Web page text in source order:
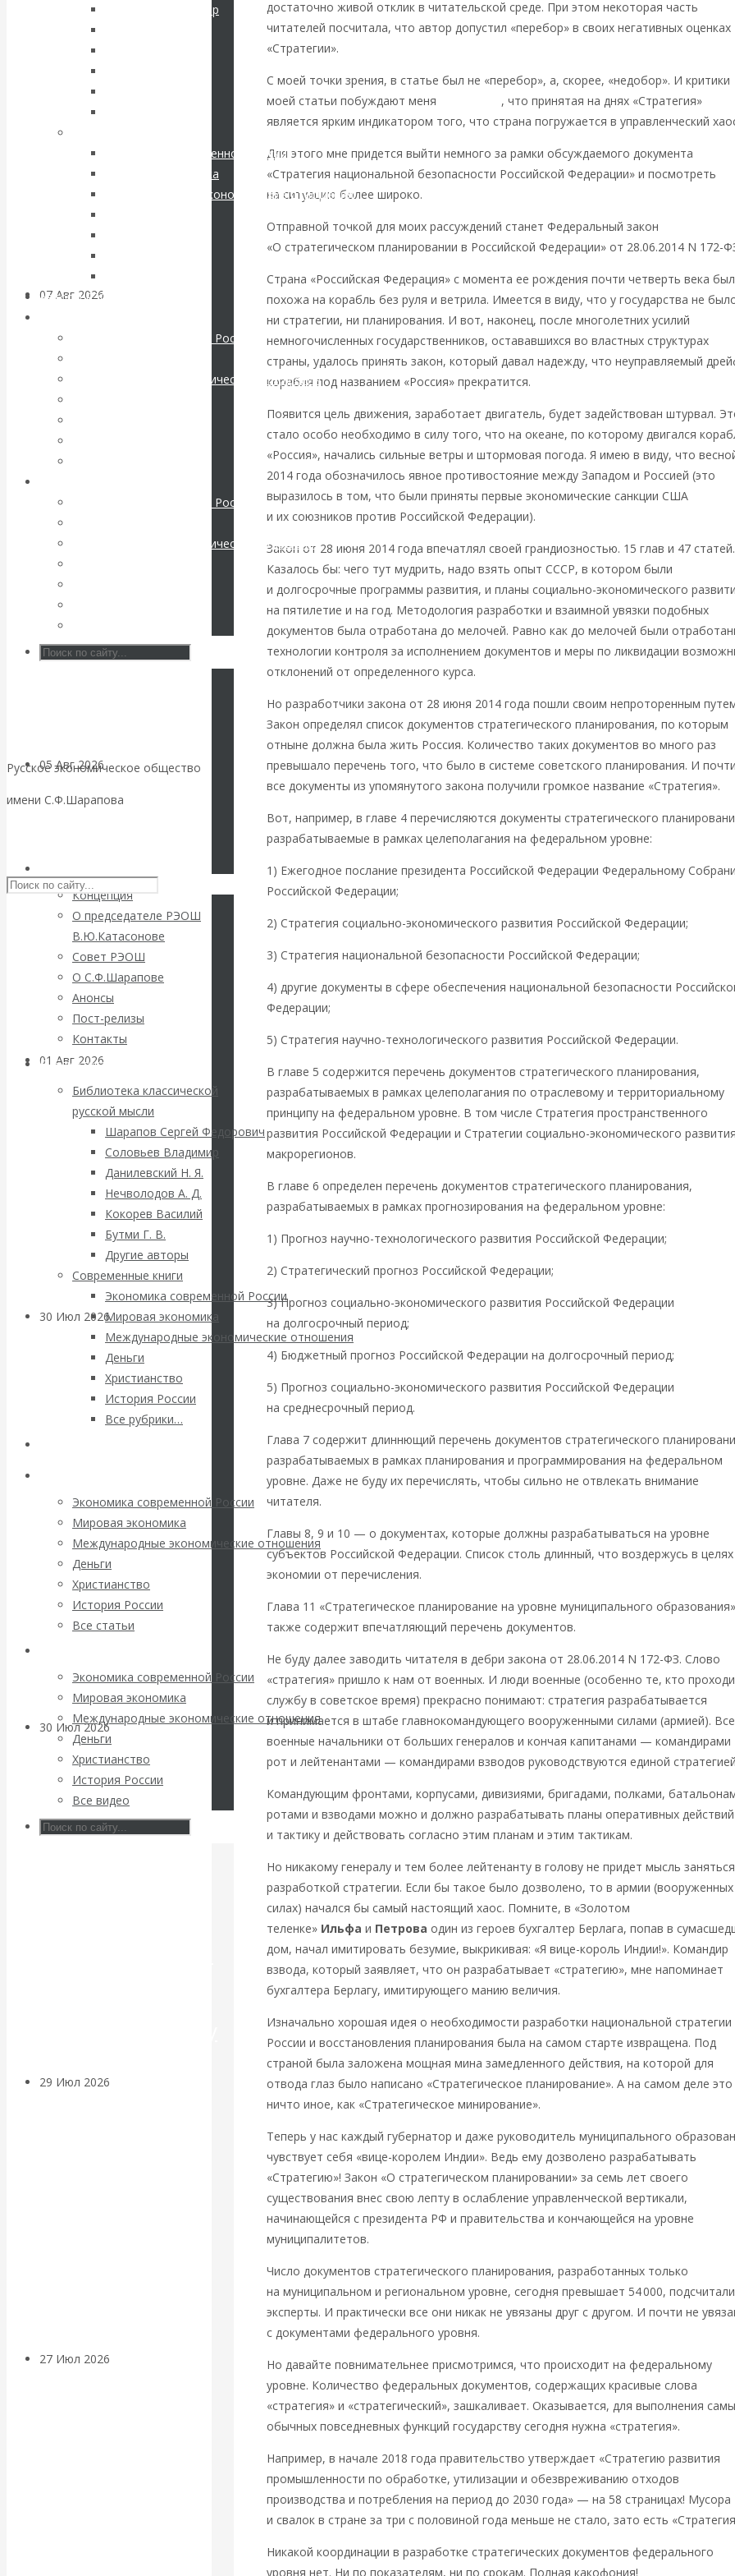
Соловьев Владимир
Экономика современной России
Мировая экономика
Международные экономические отношения
Авторы РЭОШ
Экономика современной России
Международные экономические отношения
Экономика современной России
Международные экономические отношения
Русское экономическое общество
имени С.Ф.Шарапова
Концепция
О председателе РЭОШ
В.Ю.Катасонове
Совет РЭОШ
О С.Ф.Шарапове
Анонсы
Пост-релизы
Контакты
Библиотека
Библиотека классической
русской мысли
Шарапов Сергей Федорович
Соловьев Владимир
Данилевский Н. Я.
Нечволодов А. Д.
Кокорев Василий
Бутми Г. В.
Другие авторы
Современные книги
Экономика современной России
Мировая экономика
Международные экономические отношения
Деньги
Христианство
История России
Все рубрики…
Экономика современной России
Мировая экономика
Международные экономические отношения
Деньги
Христианство
История России
Все статьи
Экономика современной России
Мировая экономика
Международные экономические отношения
Деньги
Христианство
История России
Все видео
кризис в России.
Проедаем
основной
капитал, но
строим
грандиозные
планы
07 Авг 2026
ВАлентин
КАтасонов. К
112-летию
мировой войны:
вместо победы
Россия
получила
05 Авг 2026Деньги
Валентин
раз на тему
блокировки
банковских
счетов
01 Авг 2026
ВАлентин
Катасонов.
Саммит НАТО в
Турции: Drang
nach Osten
30 Июл 2026Банки
Валентин
Катасонов. Кто
финансовых
рынках?
Минфины хотят
быть главнее
Центробанков?
30 Июл 2026Цифровая
экономика
Валентин
Катасонов.
29 Июл 2026
27 Июл 2026
достаточно живой отклик в читательской среде. При этом некоторая часть
читателей посчитала, что автор допустил «перебор» в своих негативных оценках
«Стратегии».
С моей точки зрения, в статье был не «перебор», а, скорее, «недобор». И критики
моей статьи побуждают меня
, что принятая на днях «Стратегия»
является ярким индикатором того, что страна погружается в управленческий
Для этого мне придется выйти немного за рамки обсуждаемого документа
«Стратегия национальной безопасности Российской Федерации» и посмотреть
на ситуацию более широко.
Отправной точкой для моих рассуждений станет Федеральный закон
«О стратегическом планировании в Российской Федерации» от 28.06.2014 N 172-
Страна «Российская Федерация» с момента ее рождения почти четверть века
похожа на корабль без руля и ветрила. Имеется в виду, что у государства не
ни стратегии, ни планирования. И вот, наконец, после многолетних усилий
немногочисленных государственников, остававшихся во властных структурах
страны, удалось принять закон, который давал надежду, что неуправляемый
корабля под названием «Россия» прекратится.
Появится цель движения, заработает двигатель, будет задействован штурвал.
стало особо необходимо в силу того, что на океане, по которому двигался
«Россия», начались сильные ветры и штормовая погода. Я имею в виду, что
2014 года обозначилось явное противостояние между Западом и Россией (это
выразилось в том, что были приняты первые экономические санкции США
и их союзников против Российской Федерации).
Закон от 28 июня 2014 года впечатлял своей грандиозностью. 15 глав и 47 статей.
Казалось бы: чего тут мудрить, надо взять опыт СССР, в котором были
и долгосрочные программы развития, и планы социально-экономического
на пятилетие и на год. Методология разработки и взаимной увязки подобных
документов была отработана до мелочей. Равно как до мелочей были
технологии контроля за исполнением документов и меры по ликвидации
отклонений от определенного курса.
Но разработчики закона от 28 июня 2014 года пошли своим непроторенным
Закон определял список документов стратегического планирования, по которым
отныне должна была жить Россия. Количество таких документов во много раз
превышало перечень того, что было в системе советского планирования. И
все документы из упомянутого закона получили громкое название «Стратегия».
Вот, например, в главе 4 перечисляются документы стратегического
разрабатываемые в рамках целеполагания на федеральном уровне:
1) Ежегодное послание президента Российской Федерации Федеральному
Российской Федерации;
2) Стратегия социально-экономического развития Российской Федерации;
3) Стратегия национальной безопасности Российской Федерации;
4) другие документы в сфере обеспечения национальной безопасности
Федерации;
5) Стратегия научно-технологического развития Российской Федерации.
В главе 5 содержится перечень документов стратегического планирования,
разрабатываемых в рамках целеполагания по отраслевому и территориальному
принципу на федеральном уровне. В том числе Стратегия пространственного
развития Российской Федерации и Стратегии социально-экономического
макрорегионов.
В главе 6 определен перечень документов стратегического планирования,
разрабатываемых в рамках прогнозирования на федеральном уровне:
1) Прогноз научно-технологического развития Российской Федерации;
2) Стратегический прогноз Российской Федерации;
3) Прогноз социально-экономического развития Российской Федерации
на долгосрочный период;
4) Бюджетный прогноз Российской Федерации на долгосрочный период;
5) Прогноз социально-экономического развития Российской Федерации
на среднесрочный период.
Глава 7 содержит длиннющий перечень документов стратегического
разрабатываемых в рамках планирования и программирования на федеральном
уровне. Даже не буду их перечислять, чтобы сильно не отвлекать внимание
читателя.
Главы 8, 9 и 10 — о документах, которые должны разрабатываться на уровне
субъектов Российской Федерации. Список столь длинный, что воздержусь в целях
экономии от перечисления.
Глава 11 «Стратегическое планирование на уровне муниципального
также содержит впечатляющий перечень документов.
Не буду далее заводить читателя в дебри закона от 28.06.2014 N 172-ФЗ. Слово
«стратегия» пришло к нам от военных. И люди военные (особенно те, кто
службу в советское время) прекрасно понимают: стратегия разрабатывается
и принимается в штабе главнокомандующего вооруженными силами (армией). Все
военные начальники от больших генералов и кончая капитанами — командирами
рот и лейтенантами — командирами взводов руководствуются единой
Командующим фронтами, корпусами, дивизиями, бригадами, полками,
ротами и взводами можно и должно разрабатывать планы оперативных действий
и тактику и действовать согласно этим планам и этим тактикам.
Но никакому генералу и тем более лейтенанту в голову не придет мысль заняться
разработкой стратегии. Если бы такое было дозволено, то в армии (вооруженных
силах) начался бы самый настоящий хаос. Помните, в «Золотом
теленке» Ильфаи Петрова один из героев бухгалтер Берлага, попав в
дом, начал имитировать безумие, выкрикивая: «Я вице-король Индии!». Командир
взвода, который заявляет, что он разрабатывает «стратегию», мне напоминает
бухгалтера Берлагу, имитирующего манию величия.
Изначально хорошая идея о необходимости разработки национальной стратегии
России и восстановления планирования была на самом старте извращена. Под
страной была заложена мощная мина замедленного действия, на которой для
отвода глаз было написано «Стратегическое планирование». А на самом деле это
ничто иное, как «Стратегическое минирование».
Теперь у нас каждый губернатор и даже руководитель муниципального
чувствует себя «вице-королем Индии». Ведь ему дозволено разрабатывать
«Стратегию»! Закон «О стратегическом планировании» за семь лет своего
существования внес свою лепту в ослабление управленческой вертикали,
начинающейся с президента РФ и правительства и кончающейся на уровне
муниципалитетов.
Число документов стратегического планирования, разработанных только
на муниципальном и региональном уровне, сегодня превышает 54 000, подсчитали
эксперты. И практически все они никак не увязаны друг с другом. И почти не
с документами федерального уровня.
Но давайте повнимательнее присмотримся, что происходит на федеральному
уровне. Количество федеральных документов, содержащих красивые слова
«стратегия» и «стратегический», зашкаливает. Оказывается, для выполнения
обычных повседневных функций государству сегодня нужна «стратегия».
Например, в начале 2018 года правительство утверждает «Стратегию развития
промышленности по обработке, утилизации и обезвреживанию отходов
производства и потребления на период до 2030 года» — на 58 страницах! Мусора
и свалок в стране за три с половиной года меньше не стало, зато есть
Никакой координации в разработке стратегических документов федерального
уровня нет. Ни по показателям, ни по срокам. Полная какофония!